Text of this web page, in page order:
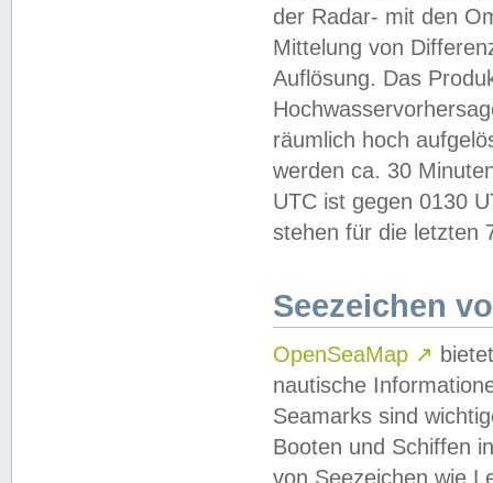
der Radar- mit den
Mittelung von
Auflösung. Das
räumlich hoch
werden ca. 30
UTC ist gegen 0130
stehen für die letzten
Seezeichen
OpenSeaMap ↗
nautische
Seamarks sind
Booten und Schiffen
von Seezeichen wie